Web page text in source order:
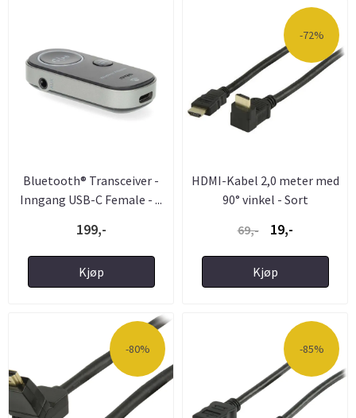
Bluetooth® Transceiver -
Inngang USB-C Female - ...
199,-
Kjøp
-72%
HDMI-Kabel 2,0 meter med
90° vinkel - Sort
69,-
19,-
Kjøp
-80% -85%